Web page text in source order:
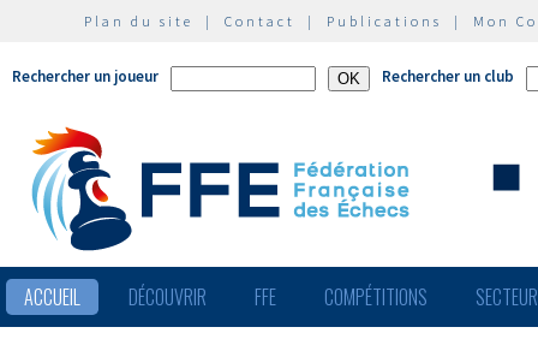
Plan du site | Contact | Publications | Mon
Rechercher un joueur Rechercher un club
ACCUEIL DÉCOUVRIR FFE COMPÉTITIONS